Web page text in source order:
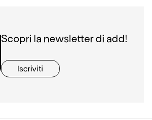
Scopri la newsletter di add!
Iscriviti